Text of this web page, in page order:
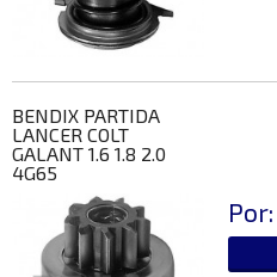
BENDIX PARTIDA
LANCER COLT
GALANT 1.6 1.8 2.0
4G65
Por: